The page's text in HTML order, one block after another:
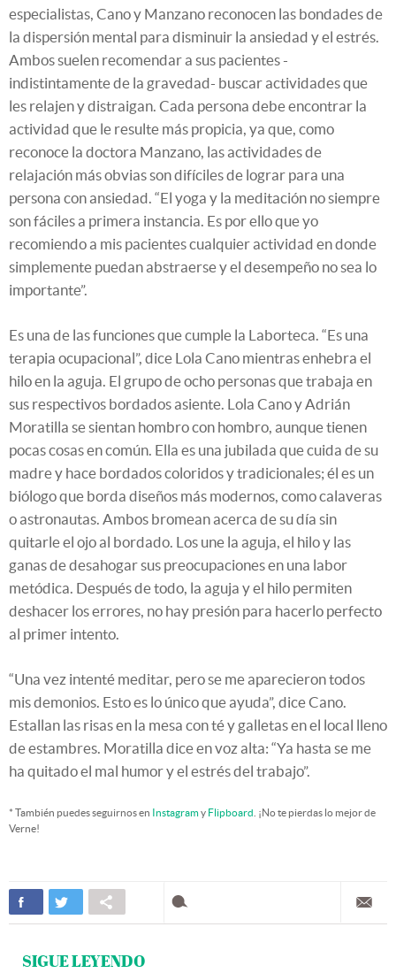
especialistas, Cano y Manzano reconocen las bondades de
la dispersión mental para disminuir la ansiedad y el estrés.
Ambos suelen recomendar a sus pacientes -
indistintamente de la gravedad- buscar actividades que
les relajen y distraigan. Cada persona debe encontrar la
actividad que le resulte más propicia, ya que, como
reconoce la doctora Manzano, las actividades de
relajación más obvias son difíciles de lograr para una
persona con ansiedad. “El yoga y la meditación no siempre
son fáciles a primera instancia. Es por ello que yo
recomiendo a mis pacientes cualquier actividad en donde
simplemente puedan abstraerse y el desempeño no sea lo
importante”.
Es una de las funciones que cumple la Laborteca. “Es una
terapia ocupacional”, dice Lola Cano mientras enhebra el
hilo en la aguja. El grupo de ocho personas que trabaja en
sus respectivos bordados asiente. Lola Cano y Adrián
Moratilla se sientan hombro con hombro, aunque tienen
pocas cosas en común. Ella es una jubilada que cuida de su
madre y hace bordados coloridos y tradicionales; él es un
biólogo que borda diseños más modernos, como calaveras
o astronautas. Ambos bromean acerca de su día sin
quitarle el ojo al bordado. Los une la aguja, el hilo y las
ganas de desahogar sus preocupaciones en una labor
metódica. Después de todo, la aguja y el hilo permiten
deshacer los errores, no hay presión para hacerlo perfecto
al primer intento.
“Una vez intenté meditar, pero se me aparecieron todos
mis demonios. Esto es lo único que ayuda”, dice Cano.
Estallan las risas en la mesa con té y galletas en el local lleno
de estambres. Moratilla dice en voz alta: “Ya hasta se me
ha quitado el mal humor y el estrés del trabajo”.
* También puedes seguirnos en Instagramy Flipboard . ¡No te pierdas lo mejor de
Verne!
SIGUE LEYENDO